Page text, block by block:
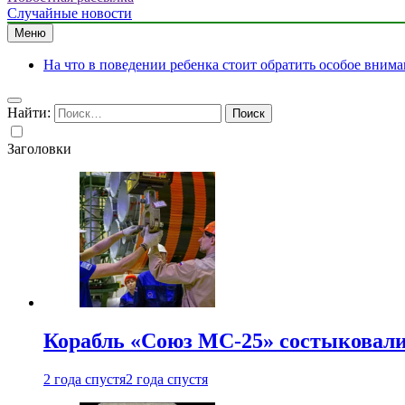
Случайные новости
Меню
На что в поведении ребенка стоит обратить особое
Найти:
Заголовки
Корабль «Союз МС-25»
2 года спустя2 года спустя